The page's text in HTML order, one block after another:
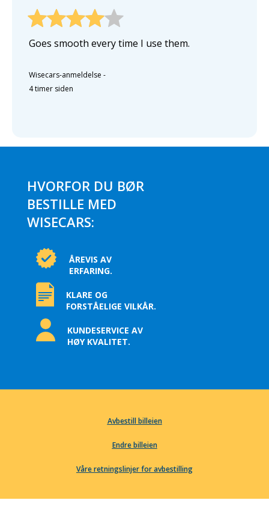
Goes smooth every time I use them.
Wisecars-anmeldelse -
4 timer siden
HVORFOR DU BØR
BESTILLE MED
WISECARS:
ÅREVIS AV
ERFARING.
KLARE OG
FORSTÅELIGE VILKÅR.
KUNDESERVICE AV
HØY KVALITET.
Avbestill billeien
Endre billeien
Våre retningslinjer for avbestilling